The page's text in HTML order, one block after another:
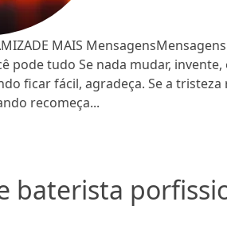
MAIS
pode tudo Se nada mudar,
ficar fácil, agradeça. Se a
recomeça...
baterista